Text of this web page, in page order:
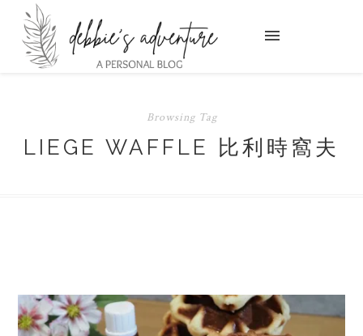
Browsing Tag
LIEGE WAFFLE 比利時窩夫